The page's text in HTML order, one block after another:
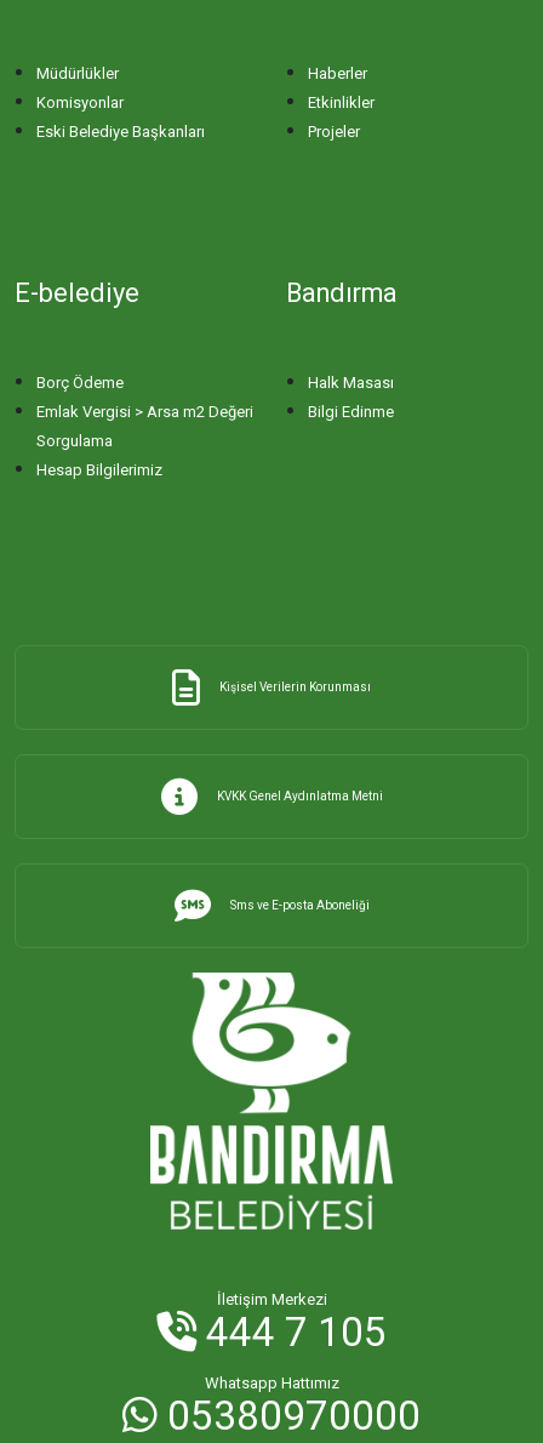
DUTLİMAN MAHALLESİ
ERİKLİ MAHALLESİ
ESKİZİRAATLİ MAHALLESİ
HACI YUSUF MAHALLESİ
İHSANİYE MAHALLESİ
KAYACIK MAHALLESİ
KİRAZLI MAHALLESİ
KUŞCENNETİ MAHALLESİ
MAHBUBELER MAHALLESİ
MİSAKÇA MAHALLESİ
Müdürlükler
Komisyonlar
Eski Belediye Başkanları
Haberler
Etkinlikler
Projeler
E-belediye
Borç Ödeme
Emlak Vergisi > Arsa m2 Değeri
Sorgulama
Hesap Bilgilerimiz
Bandırma
Halk Masası
Bilgi Edinme
Kişisel Verilerin Korunması
KVKK Genel Aydınlatma Metni
Sms ve E-posta Aboneliği
İletişim Merkezi
444 7 105
Whatsapp Hattımız
05380970000